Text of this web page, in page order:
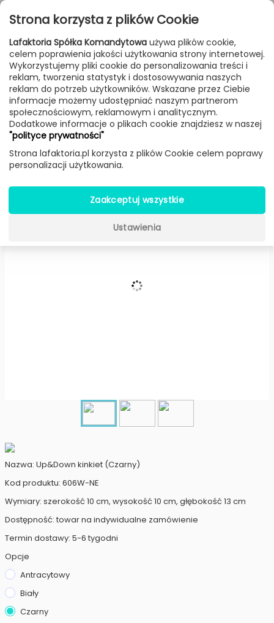
Przejdź do treści
FILTROWANIE & SORTOWANIE
Lampy Producenci Olev Produkt
Up&Down kinkiet (Czarny) -
Olev
Nazwa: Up&Down kinkiet (Czarny)
Kod produktu: 606W-NE
Wymiary: szerokość 10 cm, wysokość 10 cm, głębokość 13 cm
Dostępność: towar na indywidualne zamówienie
Termin dostawy: 5-6 tygodni
Opcje
Antracytowy
Biały
Czarny
Strona korzysta z plików Cookie
Lafaktoria Spółka Komandytowa używa plików cookie,
celem poprawienia jakości użytkowania strony internetowej.
Wykorzystujemy pliki cookie do personalizowania treści i
reklam, tworzenia statystyk i dostosowywania naszych
reklam do potrzeb użytkowników. Wskazane przez Ciebie
informacje możemy udostępniać naszym partnerom
społecznościowym, reklamowym i analitycznym.
Dodatkowe informacje o plikach cookie znajdziesz w naszej
"polityce prywatności"
Strona lafaktoria.pl korzysta z plików Cookie celem poprawy
personalizacji użytkowania.
Zaakceptuj wszystkie
Ustawienia